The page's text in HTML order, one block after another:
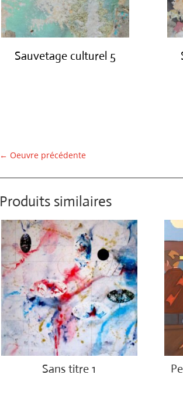
Sauvetage culturel 5
←Oeuvre précédente
Produits similaires
Sans titre 1